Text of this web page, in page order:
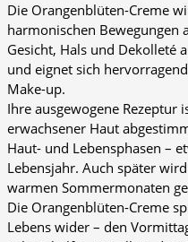
Die Orangenblüten-Creme
harmonischen Bewegungen
Gesicht, Hals und Dekolleté
und eignet sich
Make-up.
Ihre ausgewogene Rezeptur
erwachsener Haut
Haut- und Lebensphasen –
Lebensjahr. Auch später
warmen Sommermonaten
Die Orangenblüten-Creme
Lebens wider – den